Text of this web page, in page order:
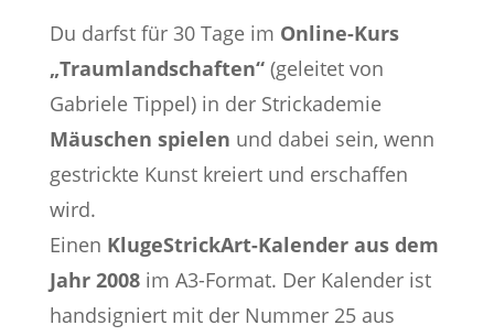
Du darfst für 30 Tage im Online-Kurs
„Traumlandschaften“(geleitet von
Gabriele Tippel) in der Strickademie
Mäuschen spielen und dabei sein, wenn
gestrickte Kunst kreiert und erschaffen
wird.
Einen KlugeStrickArt-Kalender aus dem
Jahr 2008im A3-Format. Der Kalender ist
handsigniert mit der Nummer 25 aus